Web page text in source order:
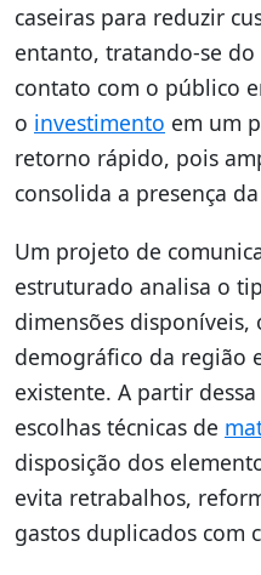
caseiras para reduzir
entanto, tratando-se
contato com o público
o investimento em um
retorno rápido, pois
consolida a presença
Um projeto de
estruturado analisa o
dimensões
demográfico da região
existente. A partir
escolhas técnicas de
disposição dos
evita retrabalhos,
gastos duplicados com